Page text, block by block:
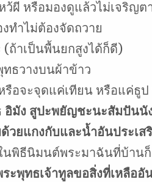
ว้ผี หรือมองดูแล้วไม่เจริญ
ทำไม่ต้องจัดถวาย
ถ้าเป็นพื้นยกสูงได้ก็ดี)
ธวางบนผ้าข้าว
รือจะจุดแค่เทียน หรือแค่ธู
อิมัง สูปะพยัญชะนะสัมปันนั
วยแกงกับและน้ำอันประเส
นพิธีนิมนต์พระมาฉันที่บ้าน
ระพุทธเจ้าทูลขอสิ่งที่เหลืออั